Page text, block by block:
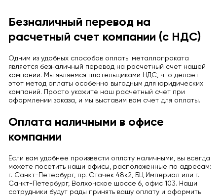
Безналичный перевод на
расчетный счет компании (с НДС)
Одним из удобных способов оплаты металлопроката
является безналичный перевод на расчетный счет нашей
компании. Мы являемся плательщиками НДС, что делает
этот метод оплаты особенно выгодным для юридических
компаний. Просто укажите наш расчетный счет при
оформлении заказа, и мы выставим вам счет для оплаты.
Оплата наличными в офисе
компании
Если вам удобнее произвести оплату наличными, вы всегда
можете посетить наши офисы, расположенные по адресам:
г. Санкт-Петербург, пр. Стачек 48к2, БЦ Империал или г.
Санкт-Петербург, Волхонское шоссе 6, офис 103. Наши
сотрудники будут рады принять вашу оплату и оформить